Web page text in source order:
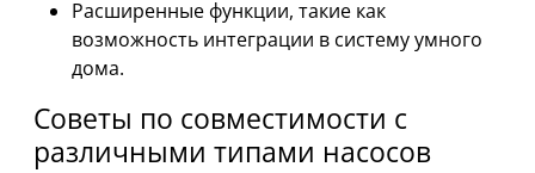
Расширенные функции, такие как
возможность интеграции в систему умного
дома.
Советы по совместимости с
различными типами насосов